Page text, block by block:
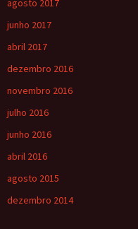
agosto 2017
junho 2017
abril 2017
dezembro 2016
novembro 2016
julho 2016
junho 2016
abril 2016
agosto 2015
dezembro 2014